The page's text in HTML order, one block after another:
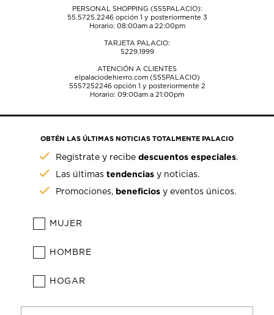
PERSONAL SHOPPING (555PALACIO):
55.5725.2246opción 1 y posteriormente 3
Horario: 08:00am a 22:00pm
TARJETA PALACIO:
5229.1999
ATENCIÓN A CLIENTES
elpalaciodehierro.com (555PALACIO)
5557252246opción 1 y posteriormente 2
Horario: 09:00am a 21:00pm
OBTÉN LAS ÚLTIMAS NOTICIAS TOTALMENTE PALACIO
Regístrate y recibedescuentos especiales.
Las últimastendencias y noticias.
Promociones, beneficios y eventos únicos.
MUJER
HOMBRE
HOGAR